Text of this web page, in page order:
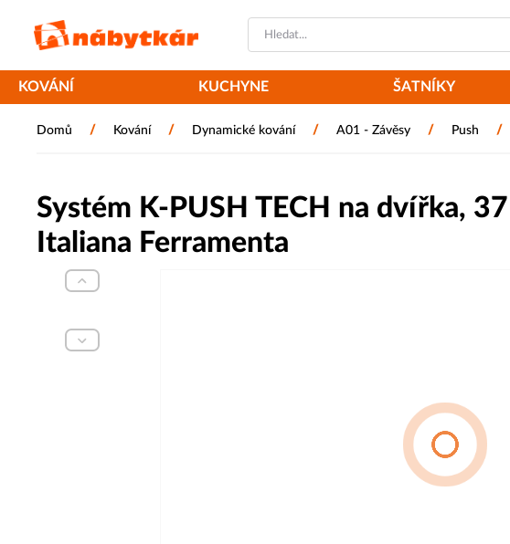
KOVÁNÍ KUCHYNE ŠATNÍKY
Domů / Kování / Dynamické kování / A01 - Závěsy / Push /
Systém K-PUSH TECH na dvířka,
Italiana Ferramenta